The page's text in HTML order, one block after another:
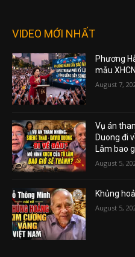
VIDEO MỚI NHẤT
Phương
mẫu
August 7,
Vụ án
Duong đi
Lâm bao
August 5,
Khủng
August 5,